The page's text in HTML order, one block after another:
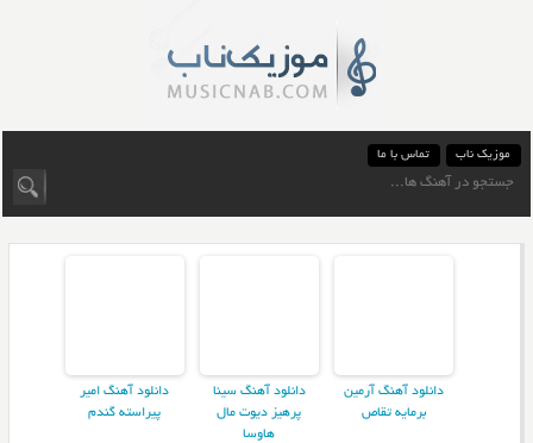
موزیک ناب تماس با ما
دانلود آهنگ آرمین
برمایه تقاص
دانلود آهنگ سینا
پرهیز دیوت مال
هاوسا
دانلود آهنگ امیر
پیراسته گندم